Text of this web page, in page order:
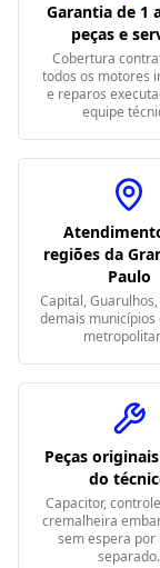
Garantia de 1
peças e
Cobertura
todos os motores
e reparos
equipe
regiões da
Paulo
Capital, Guarulhos,
demais municípios
Peças
do
Capacitor,
cremalheira
sem espera por
separado.